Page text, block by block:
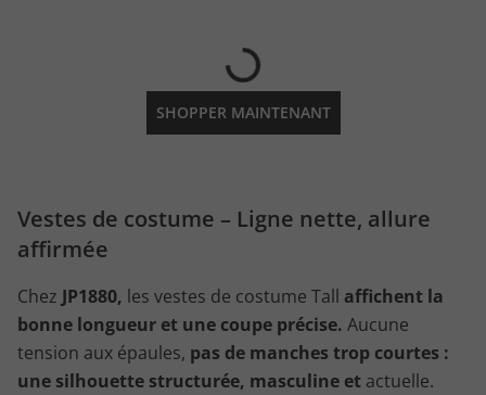
SHOPPER MAINTENANT
Vestes de costume – Ligne nette, allure
affirmée
Chez JP1880, les vestes de costume Tall affichent la
bonne longueur et une coupe précise. Aucune
tension aux épaules, pas de manches trop courtes :
une silhouette structurée, masculine et actuelle.